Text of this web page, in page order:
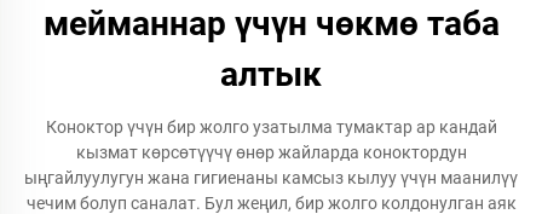
мейманнар үчүн чөкмө таба
алтык
Коноктор үчүн бир жолго узатылма тумактар ар кандай
кызмат көрсөтүүчү өнөр жайларда коноктордун
ыңгайлуулугун жана гигиенаны камсыз кылуу үчүн маанилүү
чечим болуп саналат. Бул жеңил, бир жолго колдонулган аяк